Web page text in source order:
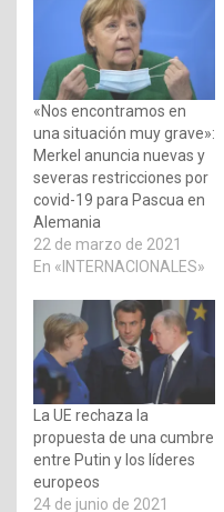
«Nos encontramos en
una situación muy grave»:
Merkel anuncia nuevas y
severas restricciones por
covid-19 para Pascua en
Alemania
22 de marzo de 2021
En «INTERNACIONALES»
La UE rechaza la
propuesta de una cumbre
entre Putin y los líderes
europeos
24 de junio de 2021